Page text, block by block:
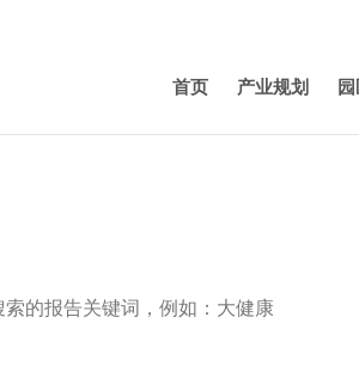
首页 产业规划